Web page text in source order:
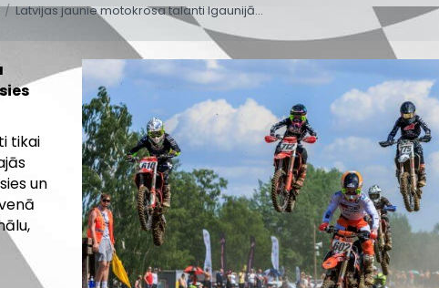
Latvijas jaunie motokrosa talanti Igaunijā…
tikai
un